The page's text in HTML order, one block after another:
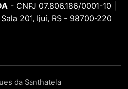
- CNPJ 07.806.186/0001-10 |
201, Ijuí, RS - 98700-220
da Santhatela